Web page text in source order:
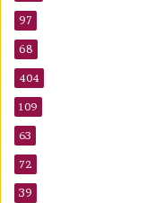
97
68
404
109
63
72
39